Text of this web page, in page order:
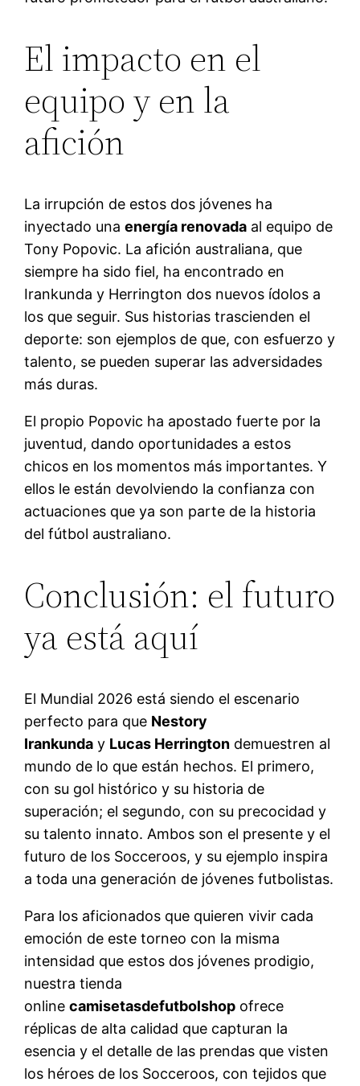
El impacto en el
equipo y en la
afición
La irrupción de estos dos jóvenes ha
inyectado unaenergía renovada al equipo de
Tony Popovic. La afición australiana, que
siempre ha sido fiel, ha encontrado en
Irankunda y Herrington dos nuevos ídolos a
los que seguir. Sus historias trascienden el
deporte: son ejemplos de que, con esfuerzo y
talento, se pueden superar las adversidades
más duras.
El propio Popovic ha apostado fuerte por la
juventud, dando oportunidades a estos
chicos en los momentos más importantes. Y
ellos le están devolviendo la confianza con
actuaciones que ya son parte de la historia
del fútbol australiano.
Conclusión: el futuro
ya está aquí
El Mundial 2026 está siendo el escenario
perfecto para que Nestory
Irankunda y Lucas Herrington demuestren al
mundo de lo que están hechos. El primero,
con su gol histórico y su historia de
superación; el segundo, con su precocidad y
su talento innato. Ambos son el presente y el
futuro de los Socceroos, y su ejemplo inspira
a toda una generación de jóvenes futbolistas.
Para los aficionados que quieren vivir cada
emoción de este torneo con la misma
intensidad que estos dos jóvenes prodigio,
nuestra tienda
onlinecamisetasdefutbolshop ofrece
réplicas de alta calidad que capturan la
esencia y el detalle de las prendas que visten
los héroes de los Socceroos, con tejidos que